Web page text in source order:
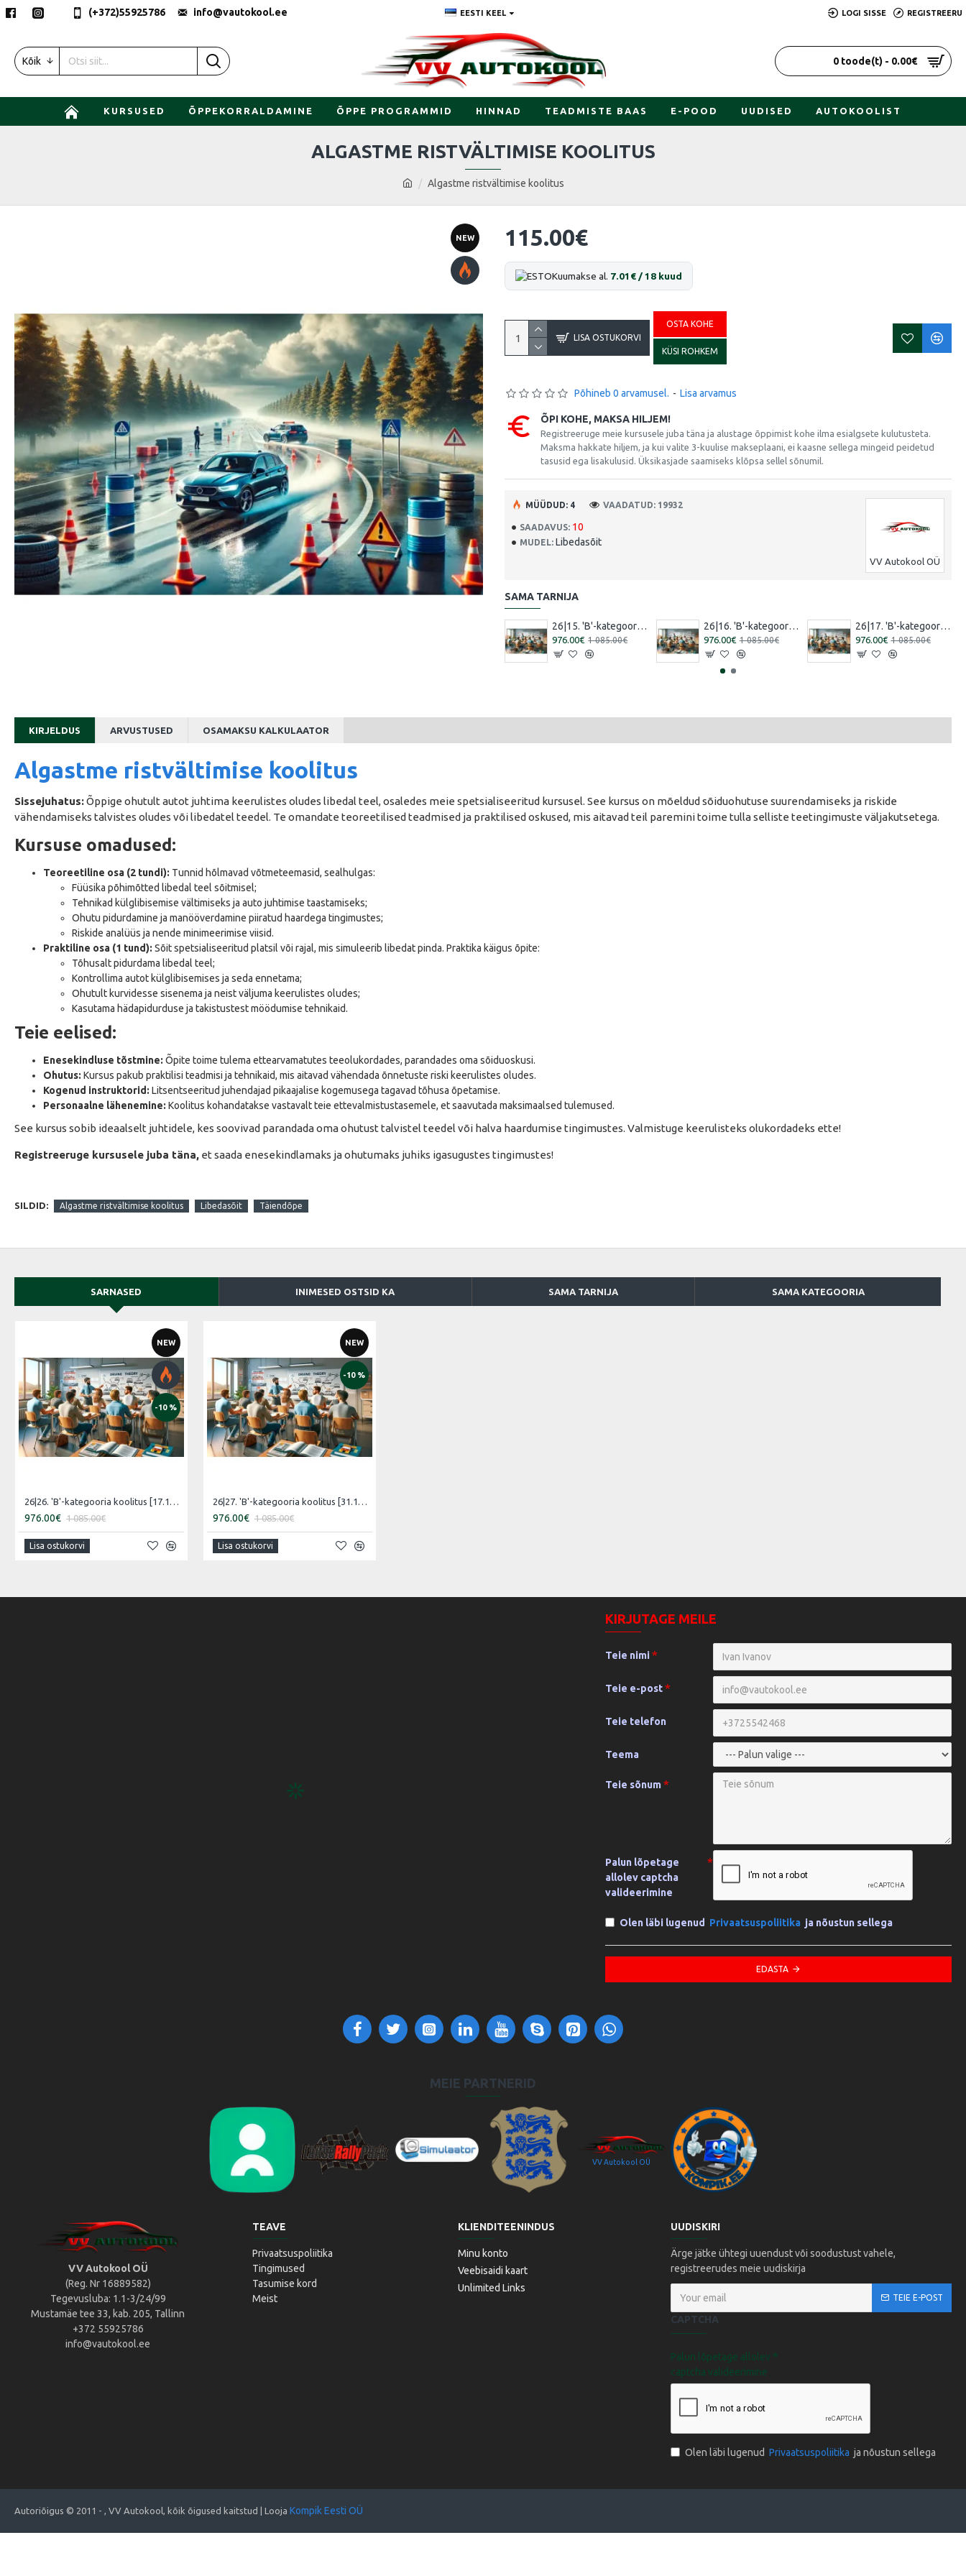
(+372)55925786 info@vautokool.ee EESTI KEEL LOGI SISSE REGISTREERU
Kõik 0 toode(t) - 0.00€
KURSUSED ÕPPEKORRALDAMINE ÕPPE PROGRAMMID HINNAD TEADMISTE BAAS E-POOD UUDISED AUTOKOOLIST
Algastme ristvältimise koolitus
ALGASTME RISTVÄLTIMISE KOOLITUS
NEW
ÕPI KOHE, MAKSA HILJEM!
Registreeruge meie kursusele juba täna ja alustage õppimist kohe ilma esialgsete kulutusteta.
Maksma hakkate hiljem, ja kui valite 3-kuulise makseplaani, ei kaasne sellega mingeid peidetud
tasusid ega lisakulusid. Üksikasjade saamiseks klõpsa sellel sõnumil.
SAADAVUS: 10
MUDEL: Libedasõit
VV Autokool OÜ
MÜÜDUD: 4 VAADATUD: 19932
Põhineb 0 arvamusel. - Lisa arvamus
115.00€
Kuumakse al. 7.01€ / 18 kuud
LISA OSTUKORVI
OSTA KOHE
KÜSI ROHKEM
SAMA TARNIJA
26|15. 'B'-kategooria koolitus [16.07.2026 – 15.08.2026 Vene]
976.00€ 1 085.00€
26|16. 'B'-kategooria koolitus [30.07.2026 – 29.08.2026 Eesti]
976.00€ 1 085.00€
26|17. 'B'-kategooria koolitus [13.08.2026 – 12.09.2026 Eesti]
976.00€ 1 085.00€
KIRJELDUS ARVUSTUSED OSAMAKSU KALKULAATOR
Algastme ristvältimise koolitus
Sissejuhatus:Õppige ohutult autot juhtima keerulistes oludes libedal teel, osaledes meie spetsialiseeritud kursusel. See kursus on mõeldud sõiduohutuse suurendamiseks ja riskide
vähendamiseks talvistes oludes või libedatel teedel. Te omandate teoreetilised teadmised ja praktilised oskused, mis aitavad teil paremini toime tulla selliste teetingimuste väljakutsetega.
Kursuse omadused:
Teoreetiline osa (2 tundi): Tunnid hõlmavad võtmeteemasid, sealhulgas:
Füüsika põhimõtted libedal teel sõitmisel;
Tehnikad külglibisemise vältimiseks ja auto juhtimise taastamiseks;
Ohutu pidurdamine ja manööverdamine piiratud haardega tingimustes;
Riskide analüüs ja nende minimeerimise viisid.
Praktiline osa (1 tund): Sõit spetsialiseeritud platsil või rajal, mis simuleerib libedat pinda. Praktika käigus õpite:
Tõhusalt pidurdama libedal teel;
Kontrollima autot külglibisemises ja seda ennetama;
Ohutult kurvidesse sisenema ja neist väljuma keerulistes oludes;
Kasutama hädapidurduse ja takistustest möödumise tehnikaid.
Teie eelised:
Enesekindluse tõstmine: Õpite toime tulema ettearvamatutes teeolukordades, parandades oma sõiduoskusi.
Ohutus: Kursus pakub praktilisi teadmisi ja tehnikaid, mis aitavad vähendada õnnetuste riski keerulistes oludes.
Kogenud instruktorid: Litsentseeritud juhendajad pikaajalise kogemusega tagavad tõhusa õpetamise.
Personaalne lähenemine: Koolitus kohandatakse vastavalt teie ettevalmistustasemele, et saavutada maksimaalsed tulemused.
See kursus sobib ideaalselt juhtidele, kes soovivad parandada oma ohutust talvistel teedel või halva haardumise tingimustes. Valmistuge keerulisteks olukordadeks ette!
Registreeruge kursusele juba täna, et saada enesekindlamaks ja ohutumaks juhiks igasugustes tingimustes!
SILDID: Algastme ristvältimise koolitus Libedasõit Täiendõpe
SARNASED INIMESED OSTSID KA SAMA TARNIJA SAMA KATEGOORIA
NEW
-10 %
26|26. 'B'-kategooria koolitus [17.12.2026 – 15.01.2027 Eesti]
976.00€ 1 085.00€
Lisa ostukorvi
NEW
-10 %
26|27. 'B'-kategooria koolitus [31.12.2026 – 29.01.2027 Vene]
976.00€ 1 085.00€
Lisa ostukorvi
KIRJUTAGE MEILE
Teie nimi
Teie e-post
Teie telefon
Teema
Teie sõnum
Palun lõpetage
allolev captcha
valideerimine
Olen läbi lugenud Privaatsuspoliitika ja nõustun sellega
EDASTA
MEIE PARTNERID
VV Autokool OÜ
VV Autokool OÜ
(Reg. Nr 16889582)
Tegevusluba: 1.1-3/24/99
Mustamäe tee 33, kab. 205, Tallinn
+372 55925786
info@vautokool.ee
TEAVE
Privaatsuspoliitika
Tingimused
Tasumise kord
Meist
KLIENDITEENINDUS
Minu konto
Veebisaidi kaart
Unlimited Links
UUDISKIRI
Ärge jätke ühtegi uuendust või soodustust vahele,
registreerudes meie uudiskirja
TEIE E-POST
CAPTCHA
Palun lõpetage allolev
captcha valideerimine
Olen läbi lugenud Privaatsuspoliitika ja nõustun sellega
Autoriõigus © 2011 - , VV Autokool, kõik õigused kaitstud | Looja Kompik Eesti OÜ